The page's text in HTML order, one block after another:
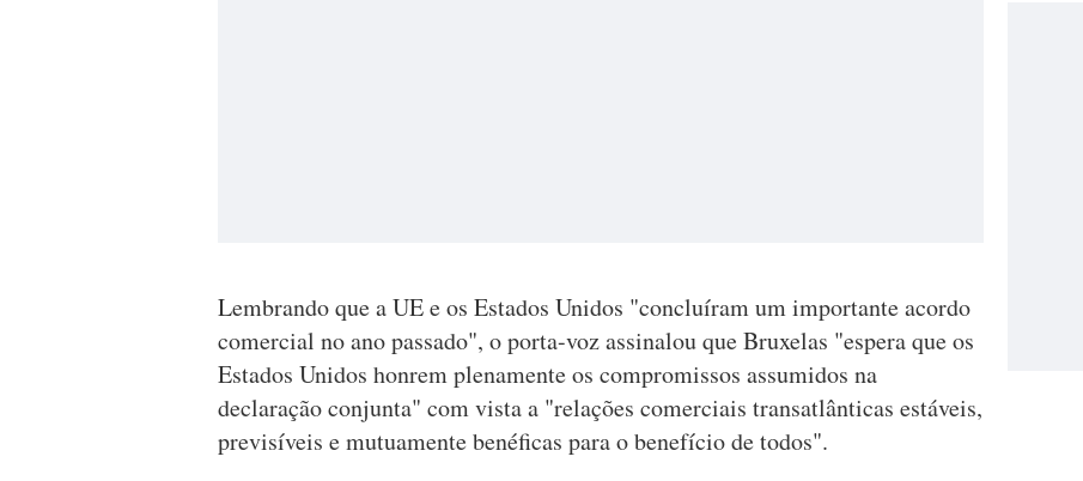
Lembrando que a UE e os Estados Unidos "concluíram um importante acordo
comercial no ano passado", o porta-voz assinalou que Bruxelas "espera que os
Estados Unidos honrem plenamente os compromissos assumidos na
declaração conjunta" com vista a "relações comerciais transatlânticas estáveis,
previsíveis e mutuamente benéficas para o benefício de todos".